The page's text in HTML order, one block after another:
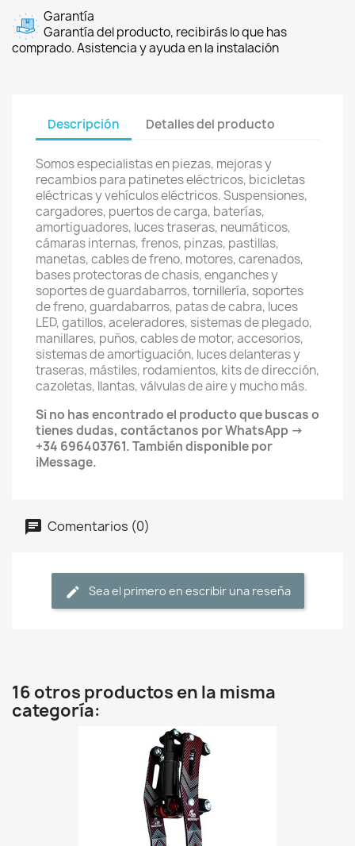
Garantía
Garantía del producto, recibirás lo que has
comprado. Asistencia y ayuda en la instalación
Descripción Detalles del producto
Somos especialistas en piezas, mejoras y
recambios para patinetes eléctricos, bicicletas
eléctricas y vehículos eléctricos. Suspensiones,
cargadores, puertos de carga, baterías,
amortiguadores, luces traseras, neumáticos,
cámaras internas, frenos, pinzas, pastillas,
manetas, cables de freno, motores, carenados,
bases protectoras de chasis, enganches y
soportes de guardabarros, tornillería, soportes
de freno, guardabarros, patas de cabra, luces
LED, gatillos, aceleradores, sistemas de plegado,
manillares, puños, cables de motor, accesorios,
sistemas de amortiguación, luces delanteras y
traseras, mástiles, rodamientos, kits de dirección,
cazoletas, llantas, válvulas de aire y mucho más.
Si no has encontrado el producto que buscas o
tienes dudas, contáctanos por WhatsApp →
+34 696403761. También disponible por
iMessage.
Comentarios (0)
Sea el primero en escribir una reseña
16 otros productos en la misma
categoría: